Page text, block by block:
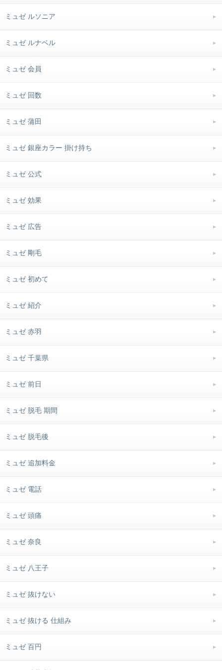
ミュゼ ルソニア
ミュゼ ルナベル
ミュゼ 会員
ミュゼ 回数
ミュゼ 蒲田
ミュゼ 銀座カラー 掛け持ち
ミュゼ 公式
ミュゼ 効果
ミュゼ 広告
ミュゼ 剛毛
ミュゼ 初めて
ミュゼ 紹介
ミュゼ 赤羽
ミュゼ 千葉県
ミュゼ 前日
ミュゼ 脱毛 期間
ミュゼ 脱毛後
ミュゼ 追加料金
ミュゼ 電話
ミュゼ 頭痛
ミュゼ 奈良
ミュゼ 八王子
ミュゼ 抜けない
ミュゼ 抜ける 仕組み
ミュゼ 百円